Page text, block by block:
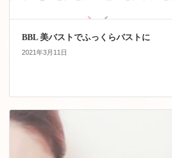
BBL 美バストでふっくらバストに
2021年3月11日